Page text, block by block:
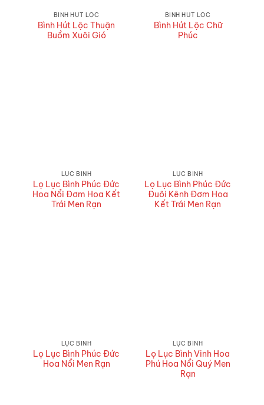
BÌNH HÚT LỘC
Bình Hút Lộc Thuận
Buồm Xuôi Gió
BÌNH HÚT LỘC
Bình Hút Lộc Chữ
Phúc
LỤC BÌNH
Lọ Lục Bình Phúc Đức
Hoa Nổi Đơm Hoa Kết
Trái Men Rạn
LỤC BÌNH
Lọ Lục Bình Phúc Đức
Đuôi Kênh Đơm Hoa
Kết Trái Men Rạn
LỤC BÌNH
Lọ Lục Bình Phúc Đức
Hoa Nổi Men Rạn
LỤC BÌNH
Lọ Lục Bình Vinh Hoa
Phú Hoa Nổi Quý Men
Rạn